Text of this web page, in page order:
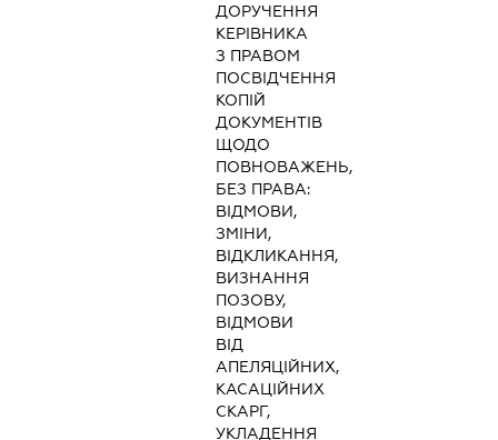
ДОРУЧЕННЯ
КЕРІВНИКА
З ПРАВОМ
ПОСВІДЧЕННЯ
КОПІЙ
ДОКУМЕНТІВ
ЩОДО
ПОВНОВАЖЕНЬ,
БЕЗ ПРАВА:
ВІДМОВИ,
ЗМІНИ,
ВІДКЛИКАННЯ,
ВИЗНАННЯ
ПОЗОВУ,
ВІДМОВИ
ВІД
АПЕЛЯЦІЙНИХ,
КАСАЦІЙНИХ
СКАРГ,
УКЛАДЕННЯ